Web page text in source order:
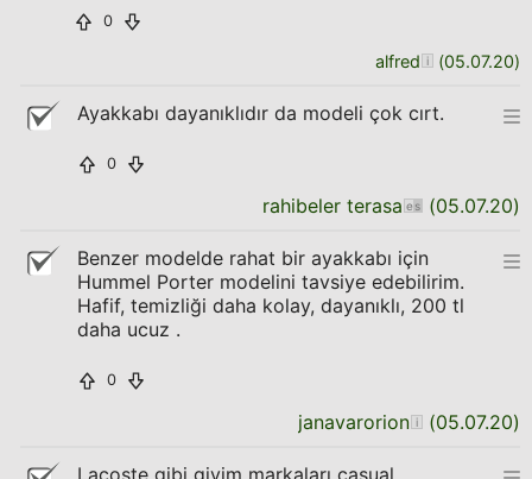
0
alfred (05.07.20)
Ayakkabı dayanıklıdır da modeli çok cırt.
0
rahibeler terasa (05.07.20)
Benzer modelde rahat bir ayakkabı için
Hummel Porter modelini tavsiye edebilirim.
Hafif, temizliği daha kolay, dayanıklı, 200 tl
daha ucuz .
0
janavarorion (05.07.20)
Lacoste gibi giyim markaları casual